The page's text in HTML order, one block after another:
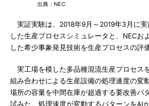
出典：NEC
実証実験は、2018年9月～2019年3月に
した生産プロセスシミュレータと、NECお
した希少事象発見技術を生産プロセスの評
実工場を模した多品種混流生産プロセス
組み合わせによる生産設備の処理速度の変
場所の容量を中間在庫が超過する要改善パ
試みた。処理速度が変動するパターンをAI